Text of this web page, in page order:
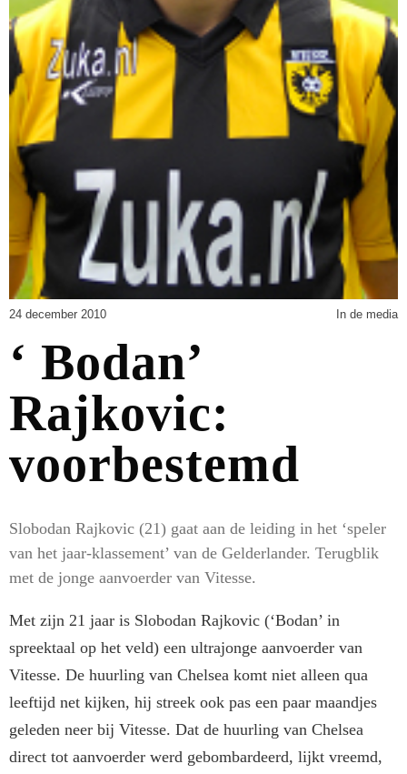
24 december 2010 In de media
‘ Bodan’
Rajkovic:
voorbestemd
Slobodan Rajkovic (21) gaat aan de leiding in het ‘speler
van het jaar-klassement’ van de Gelderlander. Terug­blik
met de jonge aanvoer­der van Vitesse.
Met zijn 21 jaar is Slobo­dan Rajkovic (‘Bodan’ in
spreektaal op het veld) een ultrajonge aanvoerder van
Vitesse. De huur­ling van Chelsea komt niet alleen qua
leeftijd net kijken, hij streek ook pas een paar maandjes
gele­den neer bij Vitesse. Dat de huurling van Chelsea
direct tot aanvoerder werd gebombar­deerd, lijkt vreemd,